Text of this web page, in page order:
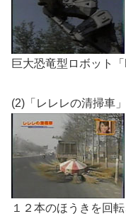
巨大恐竜型ロボット「
(2)「レレレの清掃車
１２本のほうきを回